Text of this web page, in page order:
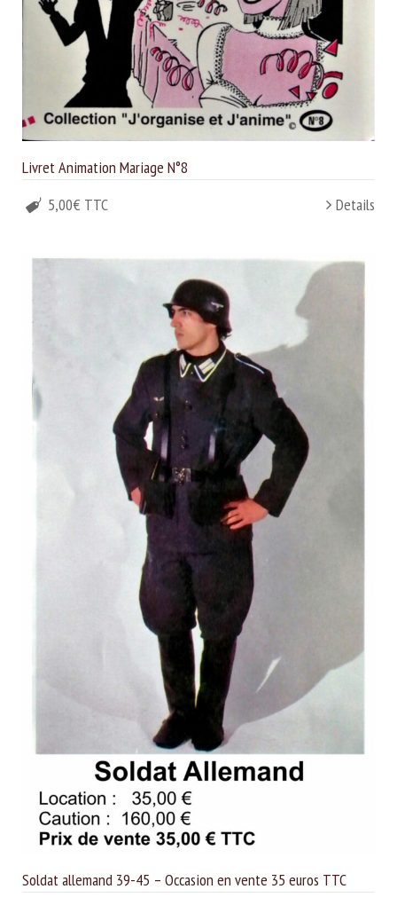
Livret Animation Mariage N°8
5,00€ TTC
Details
Soldat allemand 39-45 – Occasion en vente 35 euros TTC